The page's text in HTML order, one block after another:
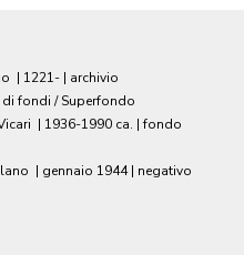
| 1221- | archivio
fondi / Superfondo
| 1936-1990 ca. | fondo
| gennaio 1944 | negativo